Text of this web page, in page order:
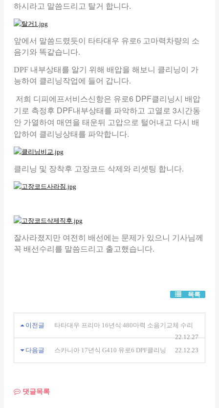
하시라고 말씀드리고 탈거 합니다.
앞에서 말씀드렸듯이 타타대우 유로6 고마력차량의 소
음기와 똑같습니다.
DPF 내부상태를 알기 위해 배압을 해보니 클리닝이 가
능하여 클리닝작업에 들어 갑니다.
저희 디피에프서비스신항은 유로6 DPF클리닝시 배압
기로 측정후 DPF내부상태를 파악하고 고열로 3시간동
안 가열하여 매연을 태운뒤 고압으로 털어내고 다시 배
압하여 클리닝상태를 파악합니다.
클리닝 및 장착후 고장코드 삭제와 리셋팅 합니다.
잘사라졌지만 여전히 배선에는 문제가 있으니 기사님께
꼭 배선수리를 말씀드리고 출고했습니다.
목록
이전글
타타대우 프리마 16년식 480마력 소음기교체 수리
22.12.27
다음글
스카니아 17년식 G410 유로6 DPF클리닝 22.12.23
댓글목록